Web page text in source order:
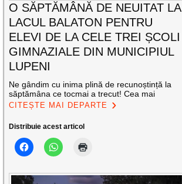
O SĂPTĂMÂNĂ DE NEUITAT LA
LACUL BALATON PENTRU
ELEVI DE LA CELE TREI ȘCOLI
GIMNAZIALE DIN MUNICIPIUL
LUPENI
Ne gândim cu inima plină de recunoștință la
săptămâna ce tocmai a trecut! Cea mai
CITEȘTE MAI DEPARTE
Distribuie acest articol